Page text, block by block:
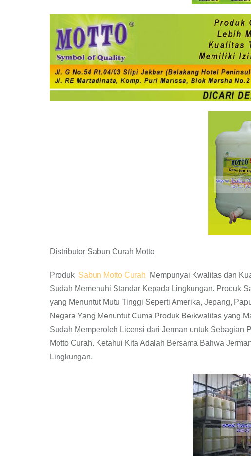
Distributor Sabun Curah Motto
Produk Sabun Motto Curah
Mempunyai Kwalitas dan
Sudah Memenuhi Standar Kepada Lingkungan. Produk
yang Menuntut Mutu Tinggi Seperti Amerika, Jepang,
Negara Yang Menuntut Cuma Produk Berkwalitas yang
Sudah Memperoleh Licensi dari Jerman untuk Sebagian
Motto Curah. Ketahui Kita Adalah Bersama Bahwa
Lingkungan.